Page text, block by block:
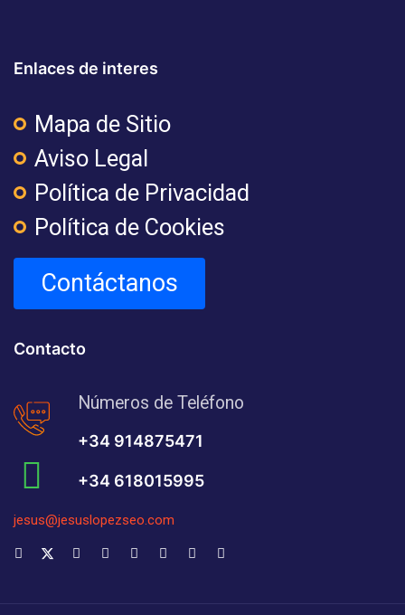
Enlaces de interes
Mapa de Sitio
Aviso Legal
Política de Privacidad
Política de Cookies
Contáctanos
Contacto
Números de Teléfono
+34 914875471
+34 618015995
jesus@jesuslopezseo.com